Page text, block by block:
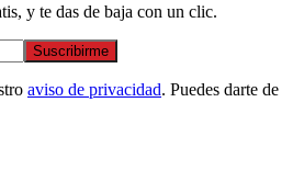
y te das de baja con un clic.
Suscribirme
aviso de privacidad. Puedes darte de